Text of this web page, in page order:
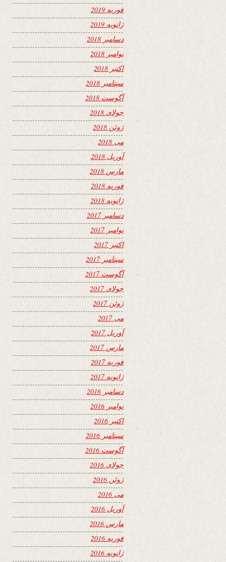
فوریه 2019
ژانویه 2019
دسامبر 2018
نوامبر 2018
اکتبر 2018
سپتامبر 2018
آگوست 2018
جولای 2018
ژوئن 2018
می 2018
آوریل 2018
مارس 2018
فوریه 2018
ژانویه 2018
دسامبر 2017
نوامبر 2017
اکتبر 2017
سپتامبر 2017
آگوست 2017
جولای 2017
ژوئن 2017
می 2017
آوریل 2017
مارس 2017
فوریه 2017
ژانویه 2017
دسامبر 2016
نوامبر 2016
اکتبر 2016
سپتامبر 2016
آگوست 2016
جولای 2016
ژوئن 2016
می 2016
آوریل 2016
مارس 2016
فوریه 2016
ژانویه 2016